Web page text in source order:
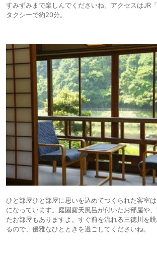
すみずみまで楽しんでくださいね。アクセスはJR
タクシーで約20分。
ひと部屋ひと部屋に思いを込めてつくられた客室
になっています。庭園露天風呂が付いたお部屋や
たお部屋もありますよ。すぐ前を流れる三徳川を
るので、優雅なひとときを過ごしてくださいね。